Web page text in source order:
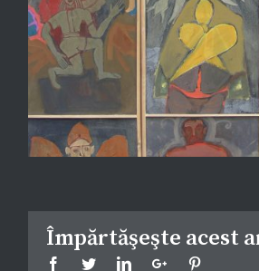
Împărtăşeşte acest
FacebookTwitterLinkedinGoogle+